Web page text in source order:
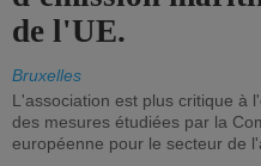
de l'UE.
Bruxelles
L'association est plus critique à
des mesures étudiées par la
européenne pour le secteur de